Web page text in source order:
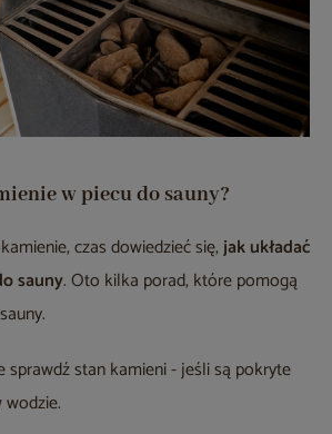
w piecu do sauny?
czas dowiedzieć się,jak układać
sauny. Oto kilka porad, które pomogą
sprawdź stan kamieni - jeśli są pokryte
wodzie.